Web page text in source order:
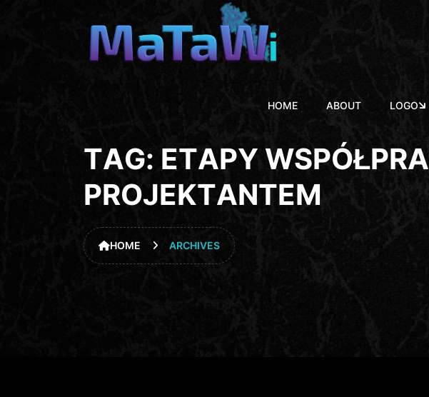
HOME ABOUT LOGO
TAG: ETAPY WSPÓŁPRA
PROJEKTANTEM
HOME ARCHIVES